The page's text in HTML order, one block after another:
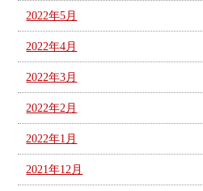
2022年5月
2022年4月
2022年3月
2022年2月
2022年1月
2021年12月